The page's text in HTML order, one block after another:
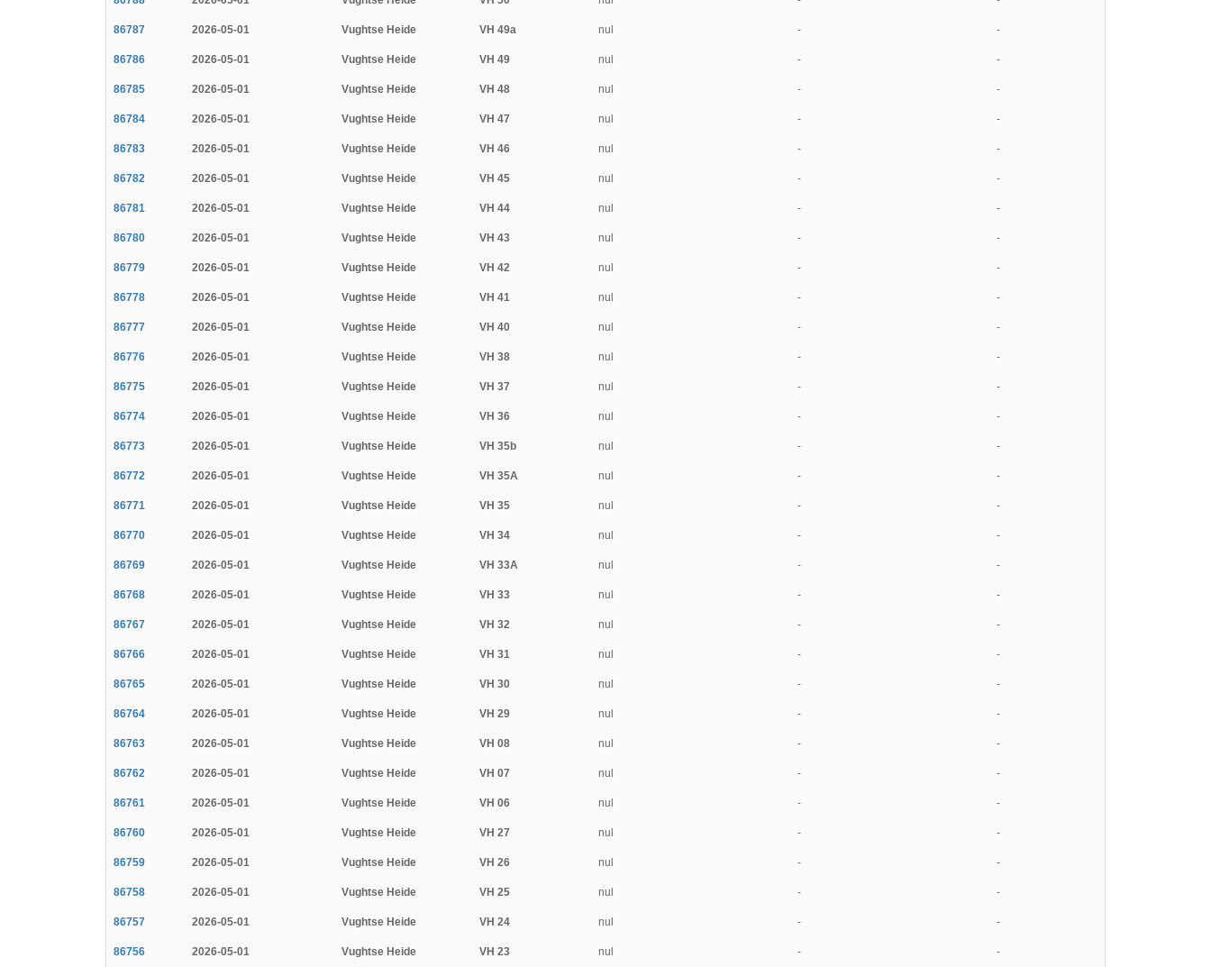
86787 2026-05-01 Vughtse Heide VH 49a nul - -
86786 2026-05-01 Vughtse Heide VH 49 nul - -
86785 2026-05-01 Vughtse Heide VH 48 nul - -
86784 2026-05-01 Vughtse Heide VH 47 nul - -
86783 2026-05-01 Vughtse Heide VH 46 nul - -
86782 2026-05-01 Vughtse Heide VH 45 nul - -
86781 2026-05-01 Vughtse Heide VH 44 nul - -
86780 2026-05-01 Vughtse Heide VH 43 nul - -
86779 2026-05-01 Vughtse Heide VH 42 nul - -
86778 2026-05-01 Vughtse Heide VH 41 nul - -
86777 2026-05-01 Vughtse Heide VH 40 nul - -
86776 2026-05-01 Vughtse Heide VH 38 nul - -
86775 2026-05-01 Vughtse Heide VH 37 nul - -
86774 2026-05-01 Vughtse Heide VH 36 nul - -
86773 2026-05-01 Vughtse Heide VH 35b nul - -
86772 2026-05-01 Vughtse Heide VH 35A nul - -
86771 2026-05-01 Vughtse Heide VH 35 nul - -
86770 2026-05-01 Vughtse Heide VH 34 nul - -
86769 2026-05-01 Vughtse Heide VH 33A nul - -
86768 2026-05-01 Vughtse Heide VH 33 nul - -
86767 2026-05-01 Vughtse Heide VH 32 nul - -
86766 2026-05-01 Vughtse Heide VH 31 nul - -
86765 2026-05-01 Vughtse Heide VH 30 nul - -
86764 2026-05-01 Vughtse Heide VH 29 nul - -
86763 2026-05-01 Vughtse Heide VH 08 nul - -
86762 2026-05-01 Vughtse Heide VH 07 nul - -
86761 2026-05-01 Vughtse Heide VH 06 nul - -
86760 2026-05-01 Vughtse Heide VH 27 nul - -
86759 2026-05-01 Vughtse Heide VH 26 nul - -
86758 2026-05-01 Vughtse Heide VH 25 nul - -
86757 2026-05-01 Vughtse Heide VH 24 nul - -
86756 2026-05-01 Vughtse Heide VH 23 nul - -